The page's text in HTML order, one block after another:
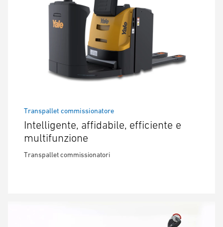
Transpallet commissionatore
Intelligente, affidabile, efficiente e
multifunzione
Transpallet commissionatori